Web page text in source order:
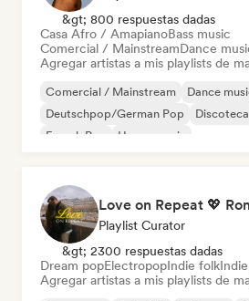
&gt; 800 respuestas dadas
Casa Afro / AmapianoBass music
Comercial / MainstreamDance
Agregar artistas a mis playlists de
Comercial / Mainstream Dance
Deutschpop/German Pop
Discoteca
French Pop
House music
Playlist Curator
&gt; 2300 respuestas dadas
Dream popElectropopIndie folk
Agregar artistas a mis playlists de